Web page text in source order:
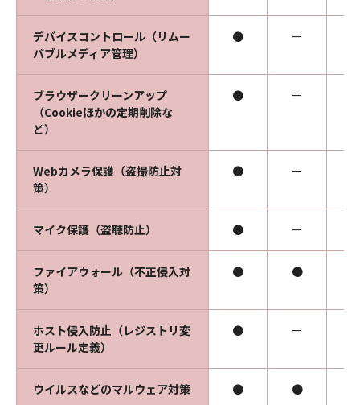
デバイスコントロール（リムー
バブルメディア管理）
● ー
ブラウザークリーンアップ
（Cookieほかの定期削除な
ど）
● ー
Webカメラ保護（盗撮防止対
策）
● ー
マイク保護（盗聴防止） ● ー
ファイアウォール（不正侵入対
策）
● ●
ホスト侵入防止（レジストリ変
更ルール定義）
● ー
ウイルスなどのマルウェア対策 ● ●